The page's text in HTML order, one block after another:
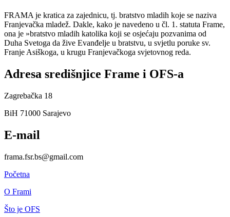
FRAMA je kratica za zajednicu, tj. bratstvo mladih koje se naziva
Franjevačka mladež. Dakle, kako je navedeno u čl. 1. statuta Frame,
ona je »bratstvo mladih katolika koji se osjećaju pozvanima od
Duha Svetoga da žive Evanđelje u bratstvu, u svjetlu poruke sv.
Franje Asiškoga, u krugu Franjevačkoga svjetovnog reda.
Adresa središnjice Frame i OFS-a
Zagrebačka 18
BiH 71000 Sarajevo
E-mail
frama.fsr.bs@gmail.com
Početna
O Frami
Što je OFS